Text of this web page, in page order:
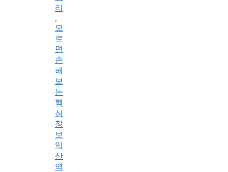
리
,
모
르
면
손
해
보
는
핵
심
정
보
익
산
역